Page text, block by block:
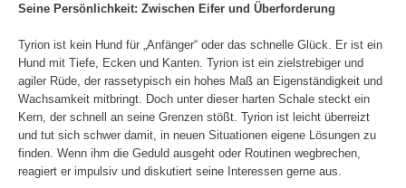
Seine Persönlichkeit: Zwischen Eifer und Überforderung
Tyrion ist kein Hund für „Anfänger“ oder das schnelle Glück. Er ist ein
Hund mit Tiefe, Ecken und Kanten. Tyrion ist ein zielstrebiger und
agiler Rüde, der rassetypisch ein hohes Maß an Eigenständigkeit und
Wachsamkeit mitbringt. Doch unter dieser harten Schale steckt ein
Kern, der schnell an seine Grenzen stößt. Tyrion ist leicht überreizt
und tut sich schwer damit, in neuen Situationen eigene Lösungen zu
finden. Wenn ihm die Geduld ausgeht oder Routinen wegbrechen,
reagiert er impulsiv und diskutiert seine Interessen gerne aus.